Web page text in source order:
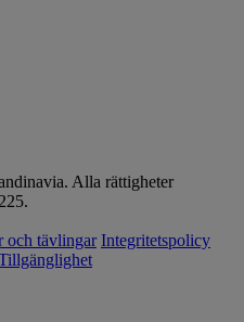
Alla rättigheter
och tävlingar Integritetspolicy